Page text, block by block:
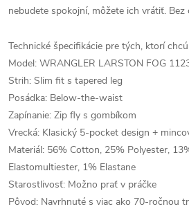
nebudete spokojní, môžete ich vrátiť. Bez
Technické špecifikácie pre tých, ktorí
Model: WRANGLER LARSTON FOG
Strih: Slim fit s tapered leg
Posádka: Below-the-waist
Zapínanie: Zip fly s gombíkom
Vrecká: Klasický 5-pocket design +
Materiál: 56% Cotton, 25% Polyester,
Elastomultiester, 1% Elastane
Starostlivosť: Možno prať v práčke
Pôvod: Navrhnuté s viac ako 70-ročnou